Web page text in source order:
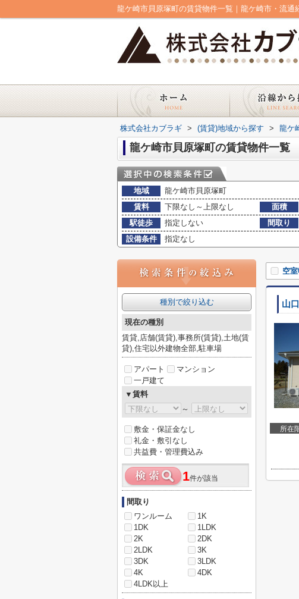
龍ケ崎市貝原塚町の賃貸物件一覧｜龍ケ崎市・流
株式会社カブラギ > (賃貸)地域から探す > 龍ケ
龍ケ崎市貝原塚町の賃貸物件一覧
地域
龍ケ崎市貝原塚町
賃料
下限なし～上限なし 面積
駅徒歩
指定しない 間取り
設備条件
指定なし
空
山
所在
種別で絞り込む
現在の種別
賃貸,店舗(賃貸),事務所(賃貸),土地(賃
貸),住宅以外建物全部,駐車場
アパート
マンション
一戸建て
▼賃料
～
敷金・保証金なし
礼金・敷引なし
共益費・管理費込み
1件が該当
間取り
ワンルーム
1K
1DK
1LDK
2K
2DK
2LDK
3K
3DK
3LDK
4K
4DK
4LDK以上